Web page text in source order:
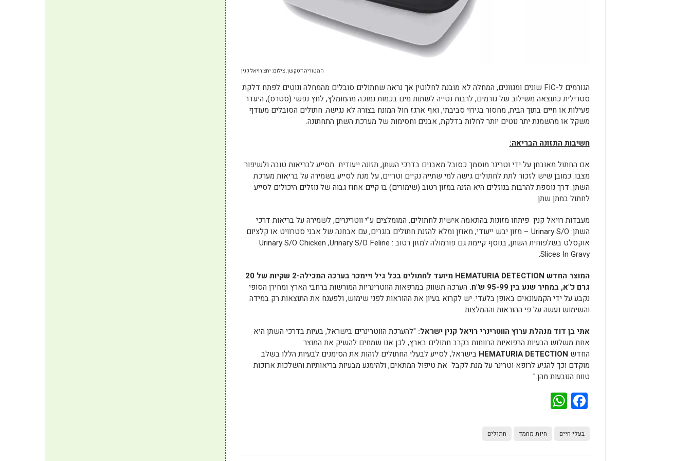
המטוריה דטקשן. צילום: יחצ רויאל קנין
הגורמים ל-FIC שונים ומגוונים, המחלה לא מובנת לחלוטין אך נראה שחתולים סובלים מהמחלה ונוטים לפתח דלקת
סטרילית כתוצאה משילוב של גורמים, לרבות נטייה לשתות מים בכמות נמוכה מהמומלץ, לחץ נפשי (סטרס), היעדר
פעילות או חיים בתוך הבית, מחסור בגירוי סביבתי, ואף ארגז חול המונח בצורה לא נגישה. חתולים הסובלים מעודף
משקל או מהשמנת יתר נוטים יותר לחלות בדלקת, אבנים וחסימות של מערכת השתן התחתונה.
חשיבות התזונה הבריאה:
אם החתול מאובחן על ידי וטרינר מוסמך כסובל מאבנים בדרכי השתן, תזונה ייעודית תסייע לבריאות טובה ולשיפור
מצבו. כמובן שיש לזכור לתת לחתולים גישה למי שתייה נקיים וטריים, על מנת לסייע בשמירה על בריאות מערכת
השתן. דרך נוספת להרבות בנוזלים היא הזנה במזון רטוב (שימורים) בו קיים אחוז גבוה של נוזלים היכולים לסייע
לחתולבמתן שתן.
מעבדות רויאל קנין פיתחו מזונות בהתאמה אישית לחתולים, המומלצים ע"י ווטרינרים, לשמירה על בריאות דרכי
השתן: Urinary S/O – מזון יבש ייעודי, מאוזן ומלא להזנת חתולים בוגרים, עם אבחנה של אבני סטרוויט או קלציום
אוקסלט בשלפוחית השתן, בנוסף קיימת גם פורמולה למזון רטוב : Urinary S/O Feline
,
Urinary S/O Chicken
Slices In Gravy
.
המוצר החדש HEMATURIA DETECTION מיועד לחתול
ים בכל גיל ויימכר בערכה המכילה-2 שקיות של 20
גרם כ"א, במחיר שנע בין 95-99 ש"ח.
הערכה תשווק במרפאות הווטרינריות המורשות ברחבי הארץ ומחירן הסופי
נקבע על ידי הקמעונאים באופן בלעדי. יש לקרוא בעיון את ההוראות לפני שימוש, ולפענח את התוצאות רק במידה
והשימוש נעשה על פי ההוראות וההמלצות.
אתי בן דוד מנהלת ערוץ הווטרינרי רויאל קנין ישראל: "להערכת הווטרינרים בישראל, בעיות בדרכי השתן היא
אחת משלוש הבעיות הרפואיות הרווחות בקרב חתולים בארץ, לכן אנו שמחים להשיק את המוצר
החדש HEMATURIA DETECTION בישראל, לסייע לבעלי החתולים לזהות את הסימנים לבעיות הללו בשלב
מוקדם וכך להגיע לרופא וטרינר על מנת לקבל את טיפול המתאים, ולהימנע מבעיות בריאותיות והשלכות ארוכות
טווח הנובעות מהן."
Facebook
בעלי חיים חיות מחמד חתולים